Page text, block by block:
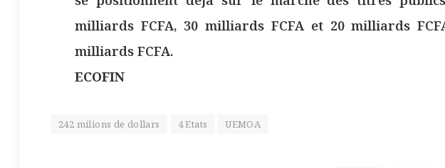
milliards FCFA, 30 milliards FCFA et 20 milliards
milliards FCFA.
ECOFIN
242 milions de dollars 4 Etats UEMOA